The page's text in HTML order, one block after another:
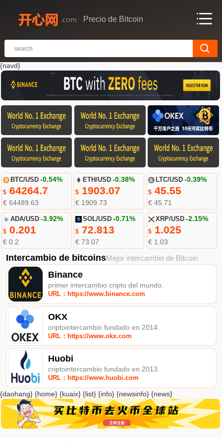
Precio de Bitcoin
{navd}
BTC/USD -0.54%
$64264.7
€ 64489.63
ETH/USD -0.38%
$ 1903.07
€ 1909.73
LTC/USD -0.39%
$45.55
€ 45.71
ADA/USD -3.92%
$0.201
€ 0.2
SOL/USD -0.71%
$ 72.813
€ 73.07
XRP/USD -2.15%
$1.025
€ 1.03
Intercambio de bitcoinsMejor intercambio de Bitcoin
Binance
primer intercambio cripto del mundo.
URL：https://www.binance.com
OKX
criptointercambio fundado en 2014.
URL：https://www.okx.com
Huobi
criptointercambio fundado en 2013.
URL：https://www.huobi.com
{daohang} {home} {kuaix} {list} {info} {newsinfo} {news}